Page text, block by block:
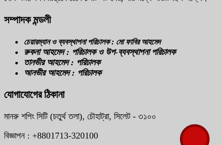
সম্পাদক মন্ডলী
চেয়ারম্যান ও ব্যবস্থাপনা পরিচালক : মো ফাবির আহমেদ
রুকনা আহমেদ : পরিচালক ও উপ-ব্যবস্থাপনা পরিচালক
তানভীর আহমেদ : পরিচালক
আনভীর আহমেদ : পরিচালক
যোগাযোগের ঠিকানা
মানরু শপিং সিটি (চতুর্থ তলা), চৌহাট্রা, সিলেট - ৩১০০
বিজ্ঞাপন : +8801713-320100